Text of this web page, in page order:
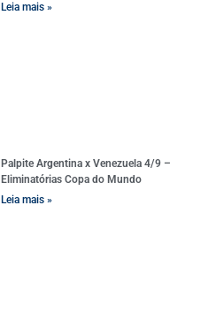
Leia mais »
Palpite Argentina x Venezuela 4/9 –
Eliminatórias Copa do Mundo
Leia mais »